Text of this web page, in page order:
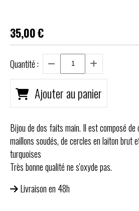
35,00€
Quantité :
Ajouter au panier
Bijou de dos faits main. Il est composé de
maillons soudés, de cercles en laiton brut
turquoises
Très bonne qualité ne s'oxyde pas.
Livraison en 48h